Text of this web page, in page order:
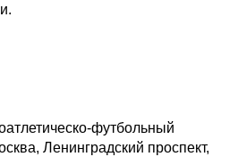
футбольный
Ленинградский проспект,